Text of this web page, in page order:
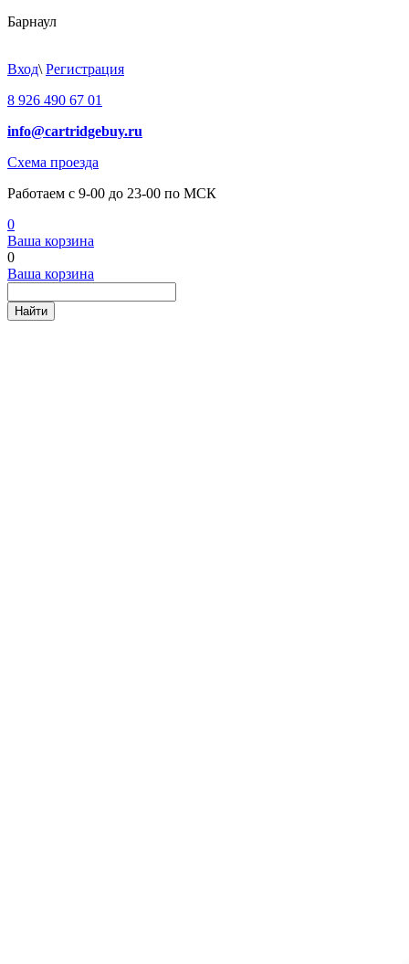
Барнаул
Вход\ Регистрация
8 926 490 67 01
info@cartridgebuy.ru
Схема проезда
Работаем с 9-00 до 23-00 по МСК
0
Ваша корзина
0
Ваша корзина
Найти